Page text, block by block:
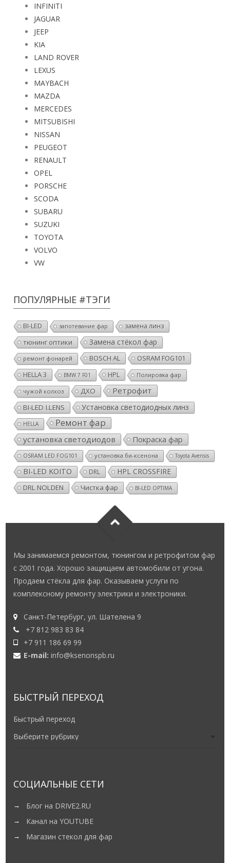
INFINITI
JAGUAR
JEEP
KIA
LAND ROVER
LEXUS
MAYBACH
MAZDA
MERCEDES
MITSUBISHI
NISSAN
PEUGEOT
RENAULT
OPEL
PORSCHE
SCODA
SUBARU
SUZUKI
TOYOTA
VOLVO
VW
ПОПУЛЯРНЫЕ #ТЭГИ
BI-LED запотевание фар замена линз
тюнинг оптики Замена стёкол фар
ремонт фонарей BOSCH AL
OSRAM FOG101
HELLA 3
BMW 7 F01 HPL Полировка фар
чужой колхоз ДХО Ретрофит
BI-LED I.LENS Установка светодиодных линз
HELLA Ремонт фар
установка светодиодов Покраска фар
OSRAM LED FOG101 установка би-ксенона Toyota Avensis
BI-LED KOITO DRL HPL CROSSFIRE
DRL NOLDEN Чистка фар BI-LED OPTIMA
Мы занимаемся ремонтом, тюнингом и ретрофитом фар
с 2001 года. Хорошо защищаем автомобили от угона.
Продаем стёкла для фар. Оказываем услуги по
комплексному ремонту электрики и электроники.
Санкт-Петербург, ул. Шателена 9
+7 812 983 83 84
+7 911 186 69 99
E-mail:info@ksenonspb.ru
БЫСТРЫЙ ПЕРЕХОД
Быстрый переход
СОЦИАЛЬНЫЕ СЕТИ
Блог на DRIVE2.RU
Канал на YOUTUBE
Магазин стекол для фар